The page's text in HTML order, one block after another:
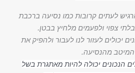
לעתים קרובות כמו נסיעה ברכבת
צפוי ולפעמים מלחיץ בבטן.
יכולים לעזור לנו לעבור ולהפיק את
המיטב מהנסיעה.
הנכונים יכולה להיות מאתגרת בשל